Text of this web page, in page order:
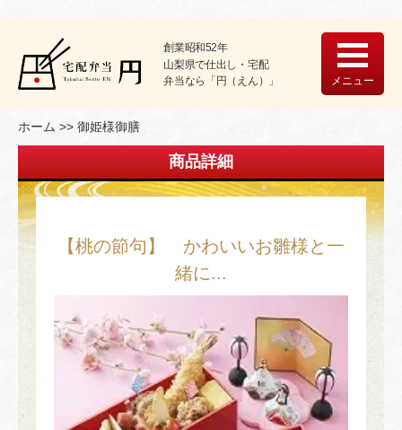
創業昭和52年
山梨県で仕出し・宅配
弁当なら「円（えん）」
メニュー
ホーム 御姫様御膳
商品詳細
【桃の節句】 かわいいお雛様と一
緒に...